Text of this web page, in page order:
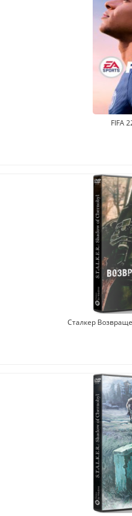
FIFA
Сталкер